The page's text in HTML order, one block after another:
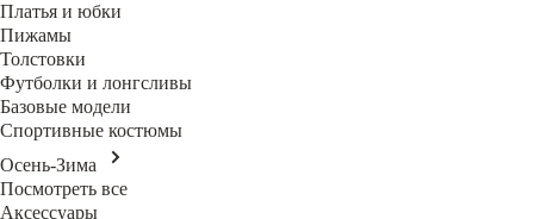
Платья и юбки
Пижамы
Толстовки
Футболки и лонгсливы
Базовые модели
Спортивные костюмы
Осень-Зима
Посмотреть все
Аксессуары